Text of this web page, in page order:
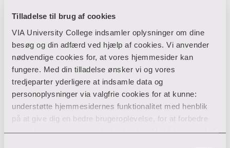
Tilladelse til brug af cookies
VIA University College indsamler oplysninger om dine
besøg og din adfærd ved hjælp af cookies. Vi anvender
nødvendige cookies for, at vores hjemmesider kan
fungere. Med din tilladelse ønsker vi og vores
tredjeparter yderligere at indsamle data og
personoplysninger via valgfrie cookies for at kunne:
understøtte hjemmesidernes funktionalitet med henblik
på at give dig en bedre brugeroplevelse, for at forbedre
vores hjemmesider og udarbejde statistik på baggrund af
T:87 55 17 67
E: lbga@via.dk
Maria Viftrup Schneider
Bibliotek
Biblioteksklynge oest
Hedeager 2